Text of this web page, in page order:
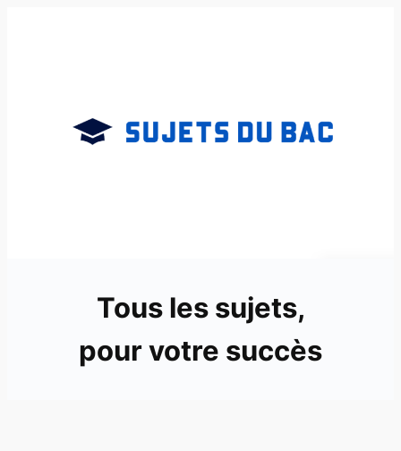
Tous les sujets,
pour votre succès